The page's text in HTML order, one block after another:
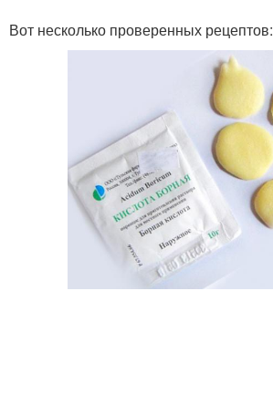
Вот несколько проверенных рецептов: